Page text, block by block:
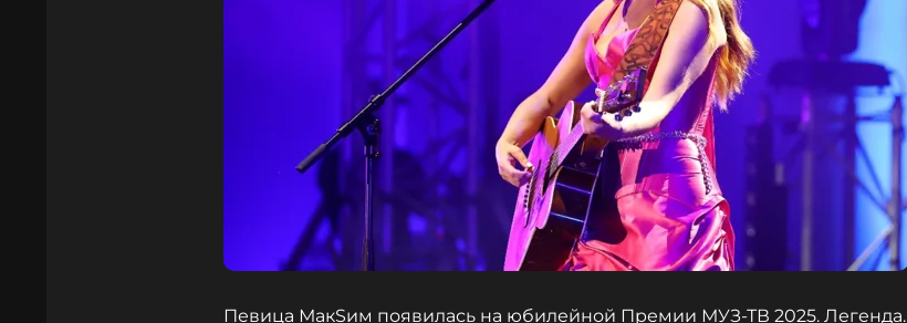
Певица МакSим появилась на юбилейной Премии МУЗ-ТВ 2025. Легенда.